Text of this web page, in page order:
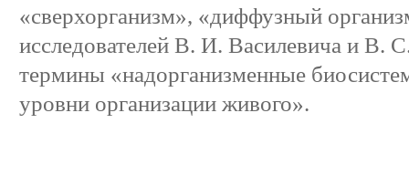
«сверхорганизм», «диффузный
исследователей В. И. Василевича и В.
термины «надорганизменные
уровни организации живого».